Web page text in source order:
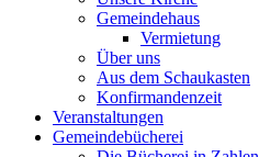
Gemeindehaus
Vermietung
Über uns
Aus dem Schaukasten
Konfirmandenzeit
Veranstaltungen
Gemeindebücherei